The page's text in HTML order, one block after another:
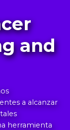
and
a alcanzar
herramienta